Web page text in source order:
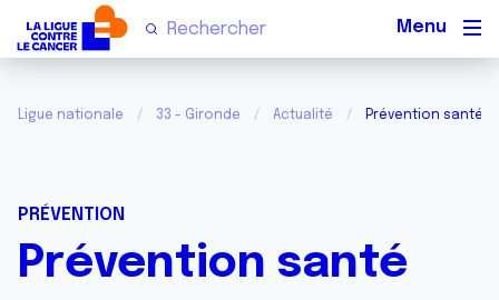
Ligue nationale 33 - Gironde Actualité Prévention santé
PRÉVENTION
Prévention santé